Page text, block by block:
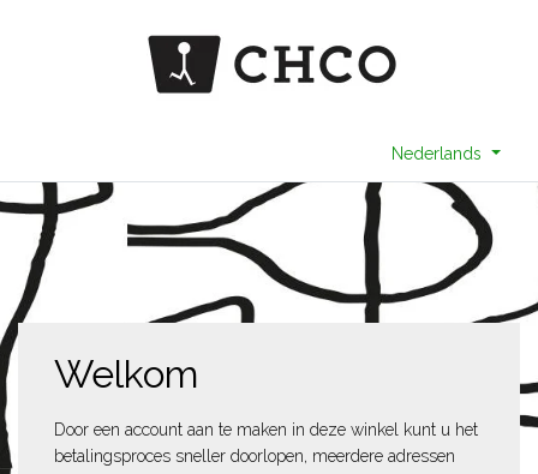
Nederlands
Welkom
Door een account aan te maken in deze winkel kunt u het
betalingsproces sneller doorlopen, meerdere adressen